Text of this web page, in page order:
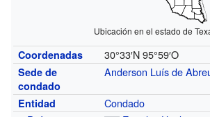
Ubicación en el estado de
Coordenadas 30°33′N 95°59′O
Sede de
condado
Anderson Luís de
Entidad
Condado